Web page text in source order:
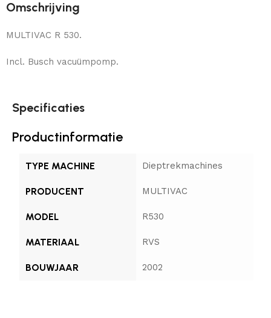
Omschrijving
MULTIVAC R 530.
Incl. Busch vacuümpomp.
Specificaties
Productinformatie
TYPE MACHINE Dieptrekmachines
PRODUCENT MULTIVAC
MODEL R530
MATERIAAL RVS
BOUWJAAR 2002